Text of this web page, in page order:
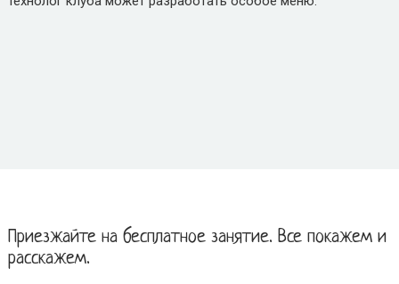
Приезжайте на бесплатное занятие. Все покажем и
расскажем.